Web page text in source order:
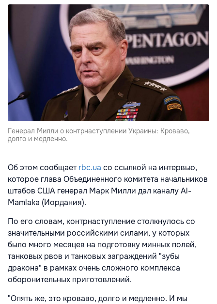
Генерал Милли о контрнаступлении Украины: Кроваво,
долго и медленно.
Об этом сообщаетrbc.ua со ссылкой на интервью,
которое глава Объединенного комитета начальников
штабов США генерал Марк Милли дал каналу Al-
Mamlaka (Иордания).
По его словам, контрнаступление столкнулось со
значительными российскими силами, у которых
было много месяцев на подготовку минных полей,
танковых рвов и танковых заграждений "зубы
дракона" в рамках очень сложного комплекса
оборонительных приготовлений.
"Опять же, это кроваво, долго и медленно. И мы